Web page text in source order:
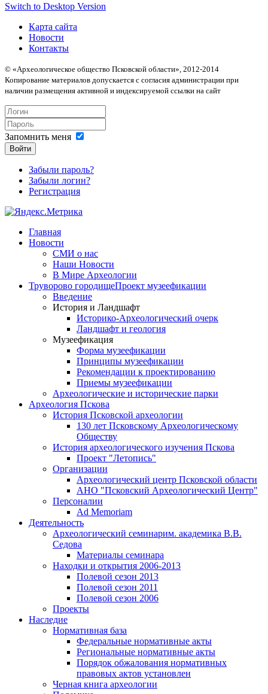
Switch to Desktop Version
Карта сайта
Новости
Контакты
© «Археологическое общество Псковской области», 2012-2014
Копирование материалов допускается с согласия администрации при
наличии размещения активной и индексируемой ссылки на сайт
Запомнить меня
Войти
Забыли пароль?
Забыли логин?
Регистрация
Главная
Новости
СМИ о нас
Наши Новости
В Мире Археологии
Труворово городищеПроект музеефикации
Введение
История и Ландшафт
Историко-Археологический очерк
Ландшафт и геология
Музеефикация
Форма музеефикации
Принципы музеефикации
Рекомендации к проектированию
Приемы музеефикации
Археологические и исторические парки
Археология Пскова
История Псковской археологии
130 лет Псковскому Археологическому
Обществу
История археологического изучения Пскова
Проект "Летопись"
Организации
Археологический центр Псковской области
АНО "Псковский Археологический Центр"
Персоналии
Ad Memoriam
Деятельность
Археологический семинарим. академика В.В.
Седова
Материалы семинара
Находки и открытия 2006-2013
Полевой сезон 2013
Полевой сезон 2011
Полевой сезон 2006
Проекты
Наследие
Нормативная база
Федеральные нормативные акты
Региональные нормативные акты
Порядок обжалования нормативных
правовых актов установлен
Черная книга археологии